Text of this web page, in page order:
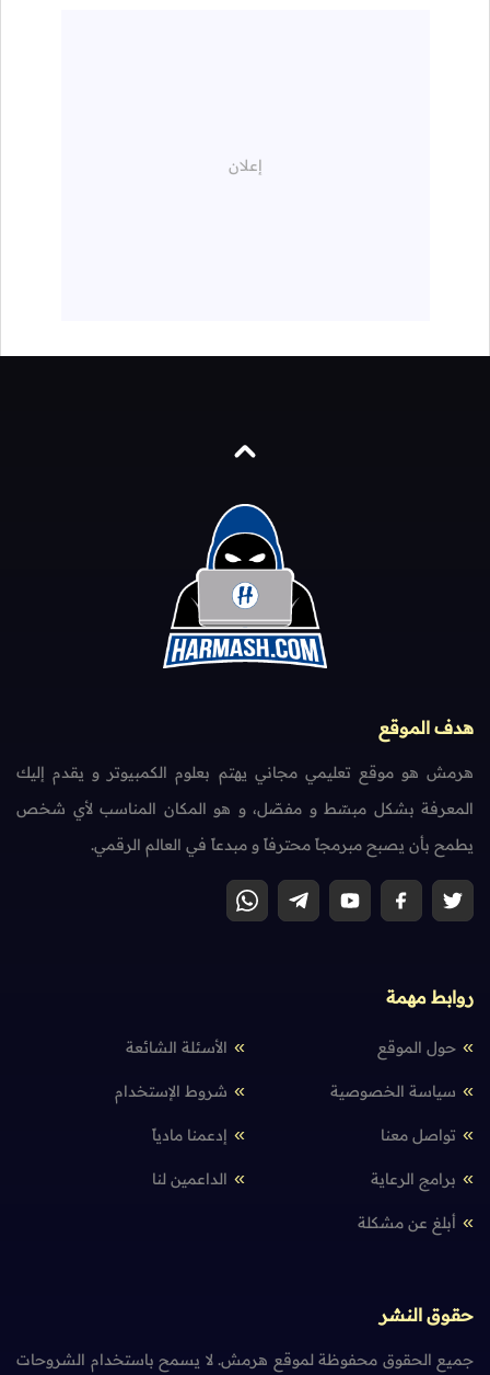
هدف الموقع
هرمش هو موقع تعليمي مجاني يهتم بعلوم الكمبيوتر و يقدم إليك
المعرفة بشكل مبسّط و مفصّل، و هو المكان المناسب لأي شخص
يطمح بأن يصبح مبرمجاً محترفاً و مبدعاً في العالم الرقمي.
روابط مهمة
حول الموقع الأسئلة الشائعة
سياسة الخصوصية شروط الإستخدام
تواصل معنا إدعمنا مادياً
برامج الرعاية الداعمين لنا
أبلغ عن مشكلة
حقوق النشر
جميع الحقوق محفوظة لموقع هرمش. لا يسمح باستخدام الشروحات